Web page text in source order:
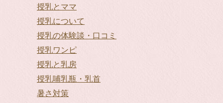
授乳とママ
授乳について
授乳の体験談・口コミ
授乳ワンピ
授乳と乳房
授乳哺乳瓶・乳首
暑さ対策